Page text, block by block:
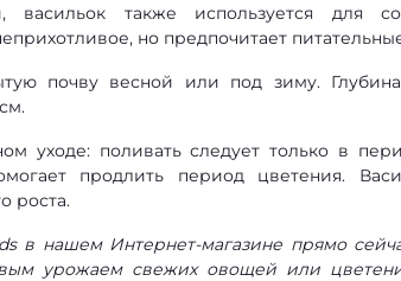
васильок также используется для
но предпочитает
почву весной или под зиму.
уходе: поливать следует только в
продлить период цветения.
роста.
в нашем Интернет-магазине прямо
урожаем свежих овощей или